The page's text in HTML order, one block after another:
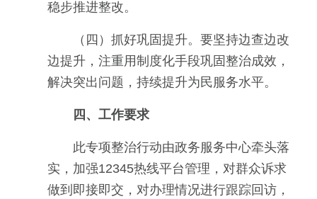
稳步推进整改。
（四）抓好巩固提升。要坚持边查边改
边提升，注重用制度化手段巩固整治成效，
解决突出问题，持续提升为民服务水平。
四、工作要求
此专项整治行动由政务服务中心牵头落
实，加强12345热线平台管理，对群众诉求
做到即接即交，对办理情况进行跟踪回访，